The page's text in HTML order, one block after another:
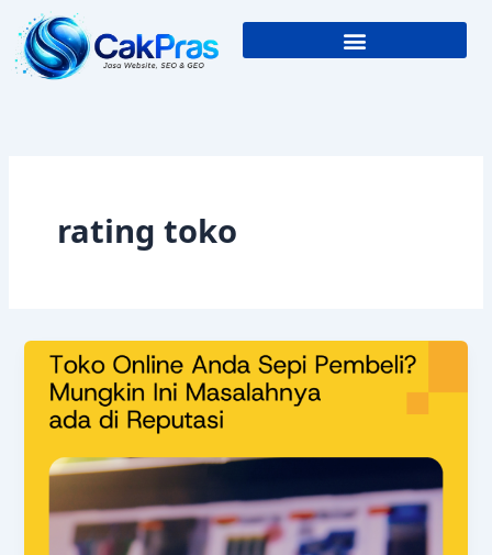
content
rating toko